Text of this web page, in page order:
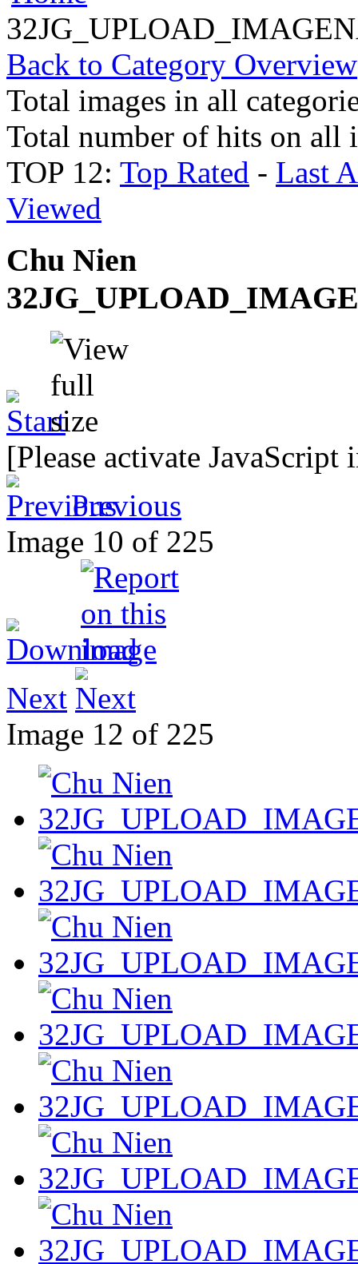
Back to Category Overview
Total images in all
Total number of hits on all
TOP 12: Top Rated - Last
Viewed
Chu Nien
[Please activate
Previous
Image 10 of 225
Next
Image 12 of 225